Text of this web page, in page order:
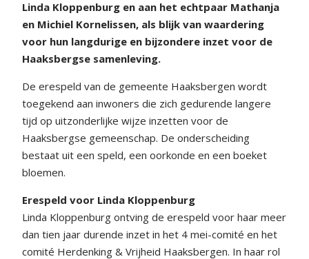
Linda Kloppenburg en aan het echtpaar Mathanja
en Michiel Kornelissen, als blijk van waardering
voor hun langdurige en bijzondere inzet voor de
Haaksbergse samenleving.
De erespeld van de gemeente Haaksbergen wordt
toegekend aan inwoners die zich gedurende langere
tijd op uitzonderlijke wijze inzetten voor de
Haaksbergse gemeenschap. De onderscheiding
bestaat uit een speld, een oorkonde en een boeket
bloemen.
Erespeld voor Linda Kloppenburg
Linda Kloppenburg ontving de erespeld voor haar meer
dan tien jaar durende inzet in het 4 mei-comité en het
comité Herdenking & Vrijheid Haaksbergen. In haar rol